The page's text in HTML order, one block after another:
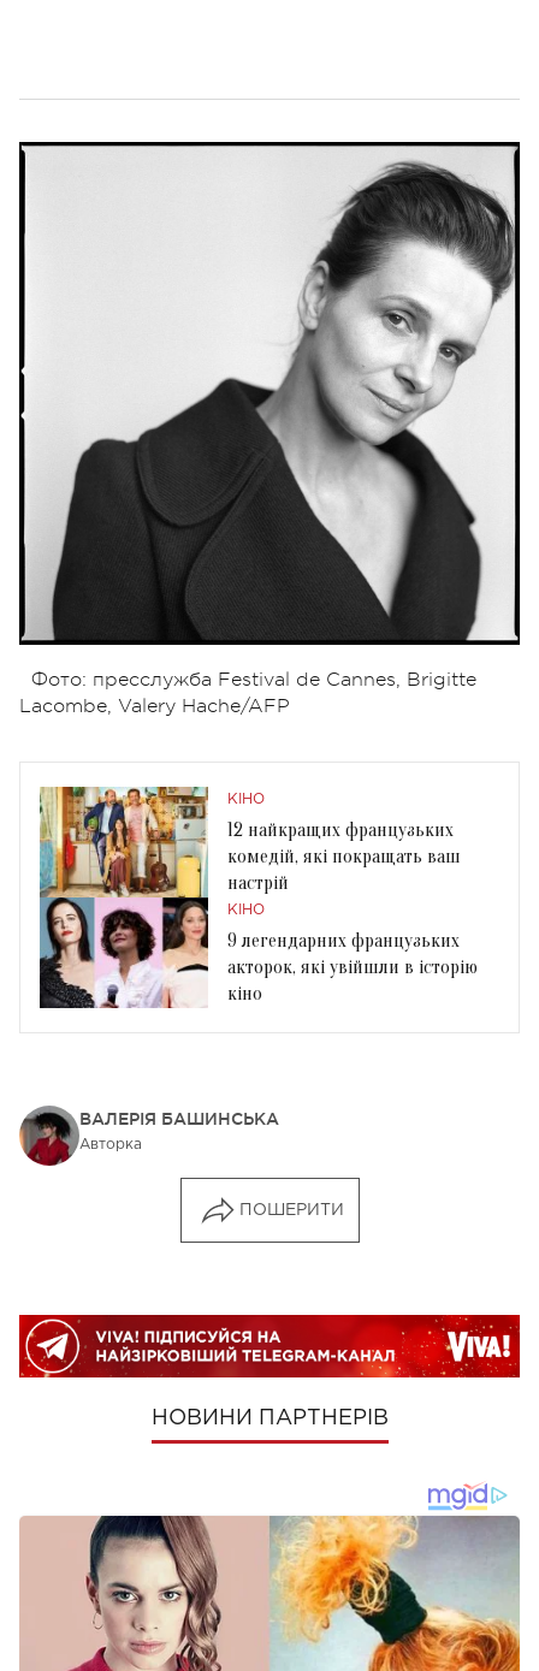
Фото: пресслужба Festival de Cannes, Brigitte
Lacombe, Valery Hache/AFP
КІНО
12 найкращих французьких
комедій, які покращать ваш
настрій
КІНО
9 легендарних французьких
акторок, які увійшли в історію
кіно
ВАЛЕРІЯ БАШИНСЬКА
Авторка
ПОШЕРИТИ
НОВИНИ ПАРТНЕРІВ